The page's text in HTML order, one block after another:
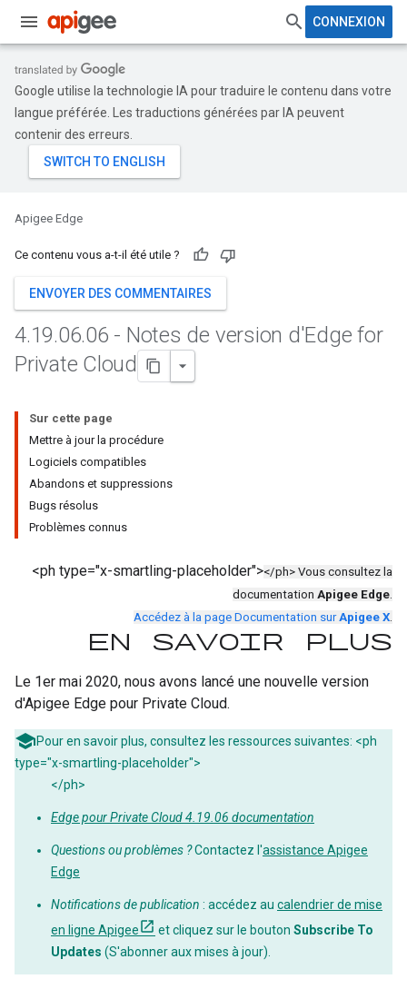
CONNEXION
Google utilise la technologie IA pour traduire le contenu dans votre
langue préférée. Les traductions générées par IA peuvent
contenir des erreurs.
Apigee Edge
Ce contenu vous a-t-il été utile ?
ENVOYER DES COMMENTAIRES
4.19.06.06 - Notes de version d'Edge for
Private Cloud
Sur cette page
Mettre à jour la procédure
Logiciels compatibles
Abandons et suppressions
Bugs résolus
Problèmes connus
<ph type="x-smartling-placeholder"></ph> Vous consultez la
documentation Apigee Edge.
Accédez à la page Documentation surApigee X.
En savoir plus
Le 1er mai 2020, nous avons lancé une nouvelle version
d'Apigee Edge pour Private Cloud.
Pour en savoir plus, consultez les ressources suivantes: <ph
type="x-smartling-placeholder">
</ph>
Edge pour Private Cloud 4.19.06 documentation
Questions ou problèmes ?Contactez l'assistance Apigee
Edge
Notifications de publication : accédez au calendrier de mise
en ligne Apigee
et cliquez sur le bouton Subscribe To
Updates (S'abonner aux mises à jour).